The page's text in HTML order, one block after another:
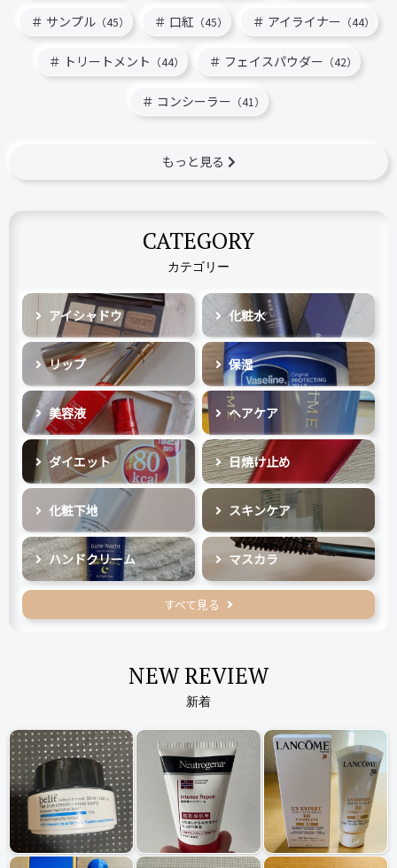
サンプル （45） 口紅 （45） アイライナー （44）
トリートメント （44） フェイスパウダー （42）
コンシーラー （41）
もっと見る
CATEGORY
カテゴリー
アイシャドウ 化粧水
リップ 保湿
美容液 ヘアケア
ダイエット 日焼け止め
化粧下地 スキンケア
ハンドクリーム マスカラ
すべて見る
NEW REVIEW
新着